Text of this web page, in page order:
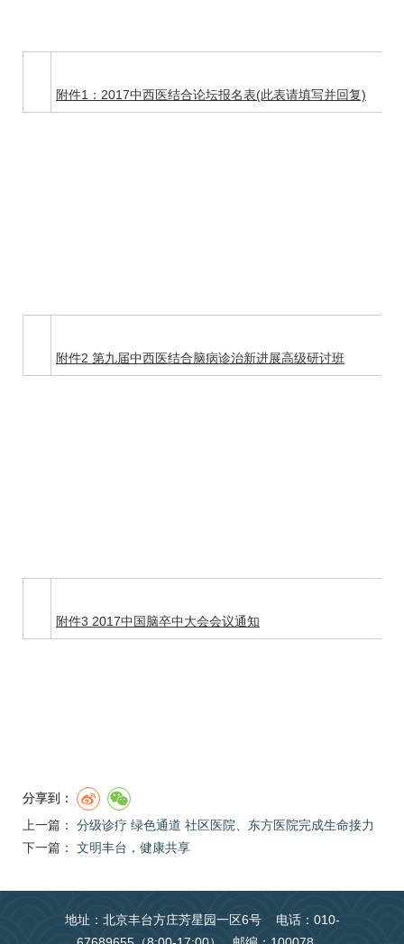
附件1：2017中西医结合论坛报名表(此表请填写并回复)
附件2 第九届中西医结合脑病诊治新进展高级研讨班
附件3 2017中国脑卒中大会会议通知
分享到：
上一篇：
分级诊疗 绿色通道 社区医院、东方医院完成生命接力
下一篇：
文明丰台，健康共享
地址：北京丰台方庄芳星园一区6号 电话：010-